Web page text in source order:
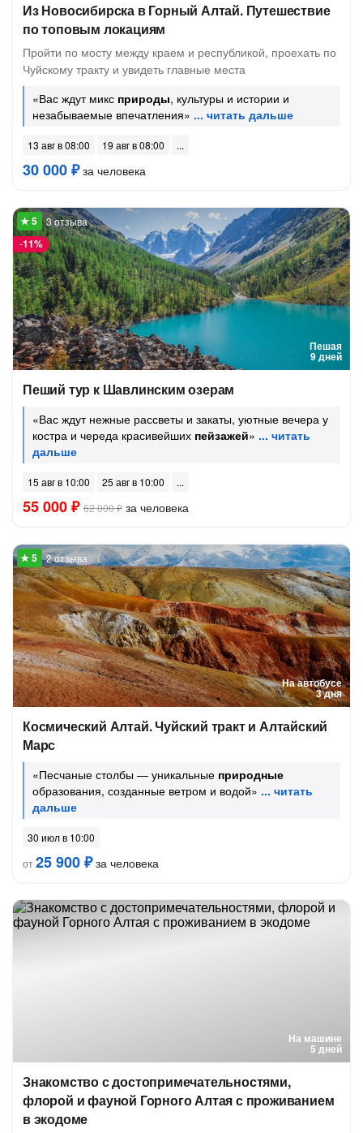
Из Новосибирска в Горный Алтай. Путешествие
по топовым локациям
Пройти по мосту между краем и республикой, проехать по
Чуйскому тракту и увидеть главные места
«Вас ждут микс природы, культуры и истории и
незабываемые впечатления»
13 авг в 08:00 19 авг в 08:00
30 000 ₽за человека
Пешая
9 дней
-11%
3 отзыва
Пеший тур к Шавлинским озерам
«Вас ждут нежные рассветы и закаты, уютные вечера у
костра и череда красивейших пейзажей»
15 авг в 10:00 25 авг в 10:00
55 000 ₽ 62 000 ₽ за человека
На автобусе
3 дня
2 отзыва
Космический Алтай. Чуйский тракт и Алтайский
Марс
«Песчаные столбы — уникальные природные
образования, созданные ветром и водой»
30 июл в 10:00
от25 900 ₽за человека
На машине
5 дней
Знакомство с достопримечательностями,
флорой и фауной Горного Алтая с проживанием
в экодоме